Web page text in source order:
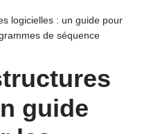
logicielles : un guide pour
de séquence
guide